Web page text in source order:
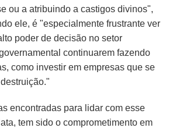
ou a atribuindo a castigos divinos",
ele, é "especialmente frustrante ver
poder de decisão no setor
continuarem fazendo
como investir em empresas que se
encontradas para lidar com esse
tem sido o comprometimento em